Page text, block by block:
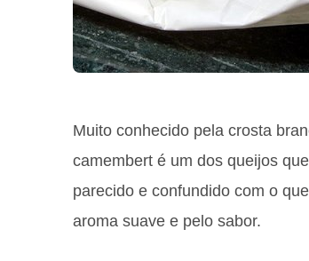
Muito conhecido pela crosta
camembert é um dos queijos
parecido e confundido com o
aroma suave e pelo sabor.